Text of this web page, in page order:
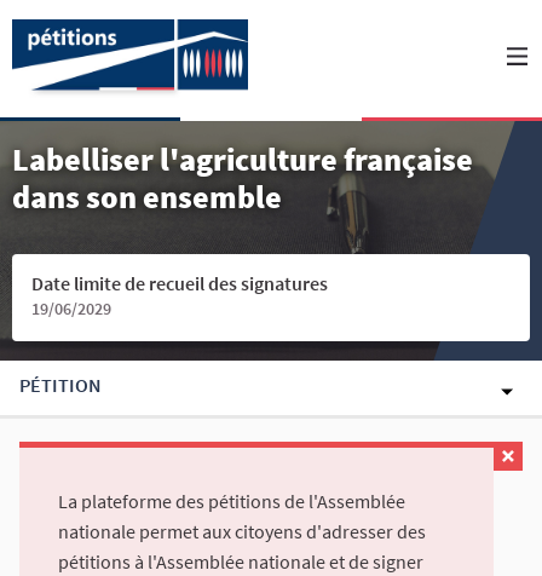
Labelliser l'agriculture française
dans son ensemble
Date limite de recueil des signatures
19/06/2029
PÉTITION
La plateforme des pétitions de l'Assemblée
nationale permet aux citoyens d'adresser des
pétitions à l'Assemblée nationale et de signer